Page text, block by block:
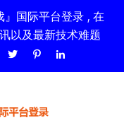
国际平台登录 , 在
以及最新技术难题